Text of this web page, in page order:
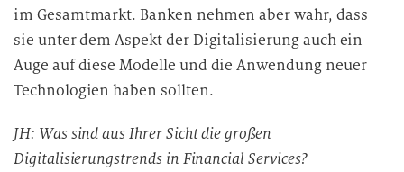
im Gesamtmarkt. Banken nehmen aber wahr, dass
sie unter dem Aspekt der Digitalisierung auch ein
Auge auf diese Modelle und die Anwendung neuer
Technologien haben sollten.
JH: Was sind aus Ihrer Sicht die großen
Digitalisierungstrends in Financial Services?